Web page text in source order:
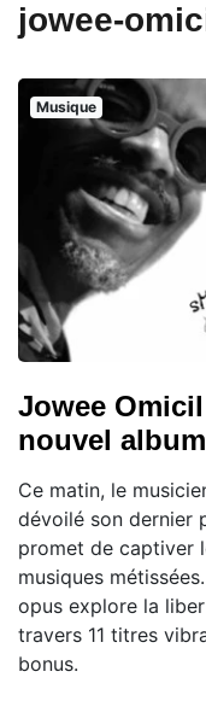
jowee-
Musique
Jowee
nouvel
Ce matin, le
dévoilé son dernier
promet de captiver
musiques
opus explore la
travers 11 titres
bonus.